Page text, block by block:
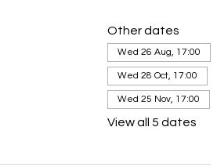
Other dates
Wed 26 Aug, 17:00
Wed 28 Oct, 17:00
Wed 25 Nov, 17:00
View all 5 dates